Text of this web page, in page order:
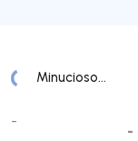
Minucioso...
Lista de agentes
-
-